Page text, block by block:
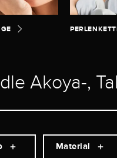
Akoya-,
Material